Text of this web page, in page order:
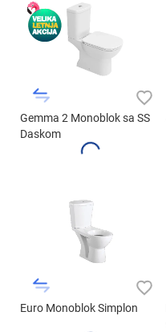
Gemma 2 Monoblok sa SS
Daskom
Euro Monoblok Simplon